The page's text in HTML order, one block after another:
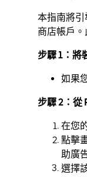
本指南將
商店帳戶
步驟 1：將
如果
步驟 2：從
在您
點擊
助廣
選擇